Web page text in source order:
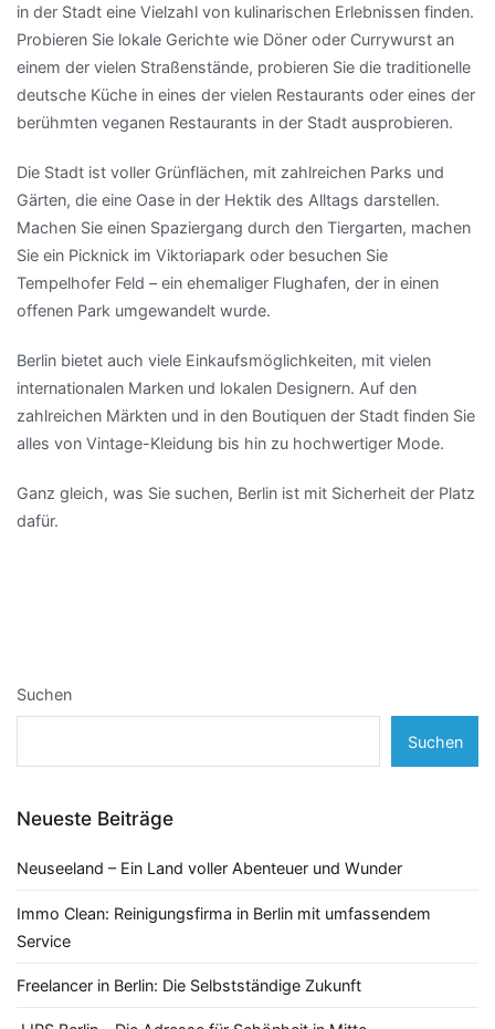
in der Stadt eine Vielzahl von kulinarischen Erlebnissen finden.
Probieren Sie lokale Gerichte wie Döner oder Currywurst an
einem der vielen Straßenstände, probieren Sie die traditionelle
deutsche Küche in eines der vielen Restaurants oder eines der
berühmten veganen Restaurants in der Stadt ausprobieren.
Die Stadt ist voller Grünflächen, mit zahlreichen Parks und
Gärten, die eine Oase in der Hektik des Alltags darstellen.
Machen Sie einen Spaziergang durch den Tiergarten, machen
Sie ein Picknick im Viktoriapark oder besuchen Sie
Tempelhofer Feld – ein ehemaliger Flughafen, der in einen
offenen Park umgewandelt wurde.
Berlin bietet auch viele Einkaufsmöglichkeiten, mit vielen
internationalen Marken und lokalen Designern. Auf den
zahlreichen Märkten und in den Boutiquen der Stadt finden Sie
alles von Vintage-Kleidung bis hin zu hochwertiger Mode.
Ganz gleich, was Sie suchen, Berlin ist mit Sicherheit der Platz
dafür.
Suchen
Suchen
Neueste Beiträge
Neuseeland – Ein Land voller Abenteuer und Wunder
Immo Clean: Reinigungsfirma in Berlin mit umfassendem
Service
Freelancer in Berlin: Die Selbstständige Zukunft